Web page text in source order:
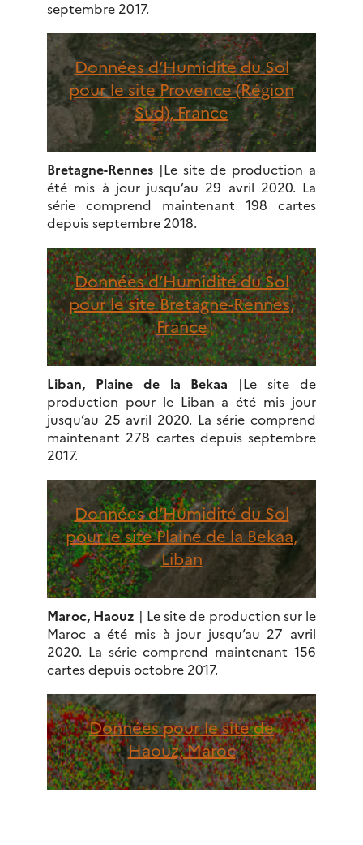
septembre 2017.
Données d’Humidité du Sol
pour le site Provence (Région
Sud), France
Bretagne-Rennes |Le site de production a
été mis à jour jusqu’au 29 avril 2020. La
série comprend maintenant 198 cartes
depuis septembre 2018.
Données d’Humidité du Sol
pour le site Bretagne-Rennes,
France
Liban, Plaine de la Bekaa |Le site de
production pour le Liban a été mis jour
jusqu’au 25 avril 2020. La série comprend
maintenant 278 cartes depuis septembre
2017.
Données d’Humidité du Sol
pour le site Plaine de la Bekaa,
Liban
Maroc, Haouz | Le site de production sur le
Maroc a été mis à jour jusqu’au 27 avril
2020. La série comprend maintenant 156
cartes depuis octobre 2017.
Données pour le site de
Haouz, Maroc